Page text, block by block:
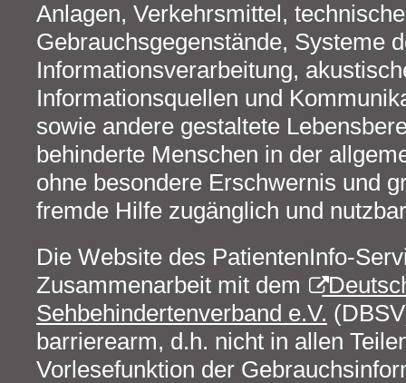
Anlagen, Verkehrsmittel, technische
Gebrauchsgegenstände, Systeme
Informationsverarbeitung,
Informationsquellen und
sowie andere gestaltete
behinderte Menschen in der
ohne besondere Erschwernis und
fremde Hilfe zugänglich und
Die Website des PatientenInfo-
Zusammenarbeit mit dem
Sehbehindertenverband e.V.
barrierearm, d.h. nicht in allen
Vorlesefunktion der